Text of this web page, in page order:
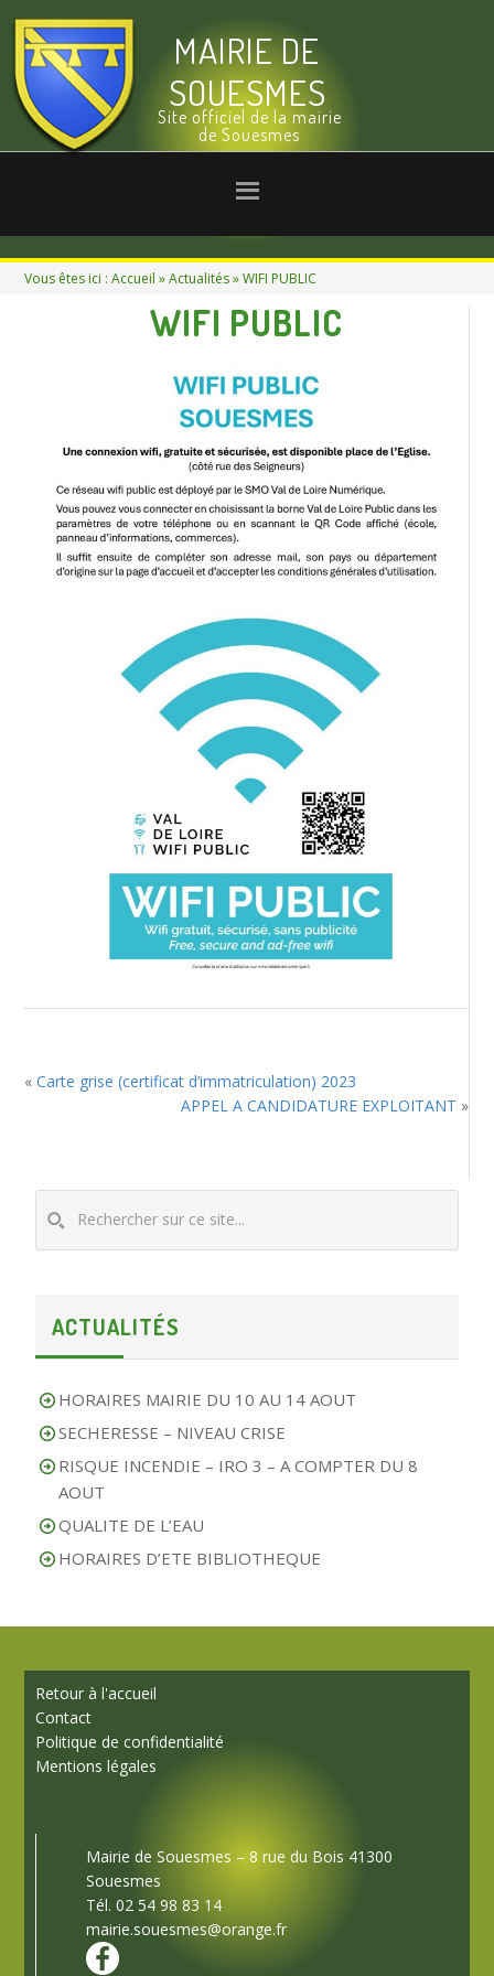
MAIRIE DE
SOUESMES
Site officiel de la mairie
de Souesmes
Vous êtes ici :Accueil »Actualités» WIFI PUBLIC
WIFI PUBLIC
«Carte grise (certificat d’immatriculation) 2023
APPEL A CANDIDATURE EXPLOITANT »
ACTUALITÉS
HORAIRES MAIRIE DU 10 AU 14 AOUT
SECHERESSE – NIVEAU CRISE
RISQUE INCENDIE – IRO 3 – A COMPTER DU 8
AOUT
QUALITE DE L’EAU
HORAIRES D’ETE BIBLIOTHEQUE
Retour à l'accueil
Contact
Politique de confidentialité
Mentions légales
Mairie de Souesmes – 8 rue du Bois 41300
Souesmes
Tél. 02 54 98 83 14
mairie.souesmes@orange.fr